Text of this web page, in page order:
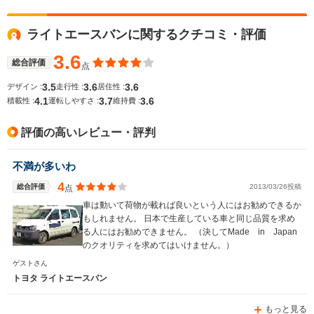
WLTCモード
燃費
10.4km/L
13.2km/L
13.4km/L
ライトエースバンに関するクチコミ・評価
総合評価 3.6点
デザイン :3.5走行性 :3.6居住性 :3.6
積載性 :4.1運転しやすさ :3.7維持費 :3.6
評価の高いレビュー・評判
不満が多いわ
総合評価 4点 2013/03/26投稿
車は動いて荷物が載れば良いという人にはお勧めできるか
もしれません。 日本で生産している車と同じ品質を求め
る人にはお勧めできません。 （決してMade in Japan
のクオリティを求めてはいけません。）
ゲストさん
トヨタ ライトエースバン
もっと見る